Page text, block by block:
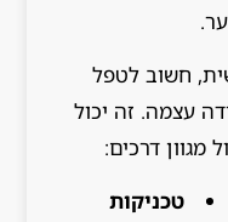
חשוב לטפל
עצמה. זה יכול
מגוון דרכים:
טכניקות